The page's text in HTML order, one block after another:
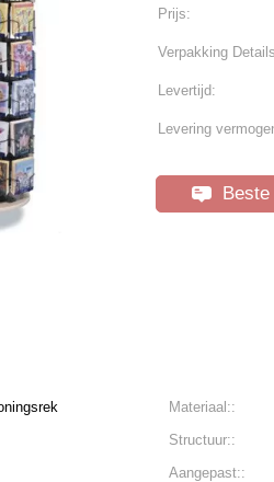
Prijs:
Verpakking
Levertijd:
Levering
Materiaal::
Structuur::
Aangepast::